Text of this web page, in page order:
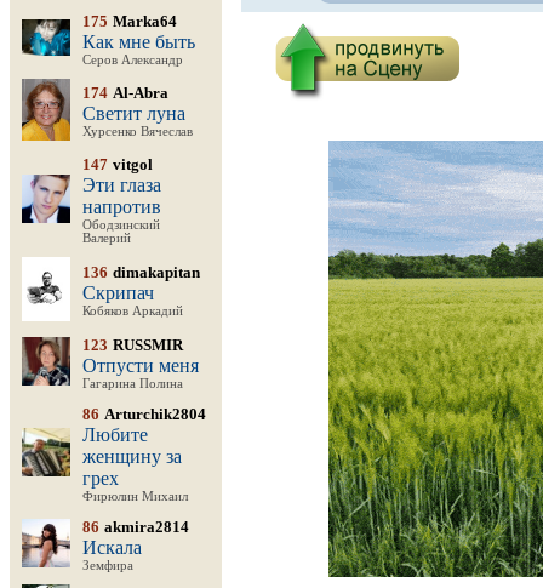
175 Marka64
Как мне быть
Серов Александр
174 Al-Abra
Светит луна
Хурсенко Вячеслав
147 vitgol
Эти глаза
напротив
Ободзинский
Валерий
136 dimakapitan
Скрипач
Кобяков Аркадий
123 RUSSMIR
Отпусти меня
Гагарина Полина
86 Arturchik2804
Любите
женщину за
грех
Фирюлин Михаил
86 akmira2814
Искала
Земфира